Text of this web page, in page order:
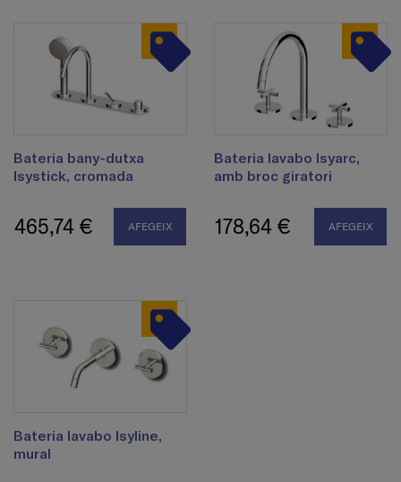
Bateria bany-dutxa
Isystick, cromada
465,74 € AFEGEIX
Bateria lavabo Isyarc,
amb broc giratori
178,64 € AFEGEIX
Bateria lavabo Isyline,
mural